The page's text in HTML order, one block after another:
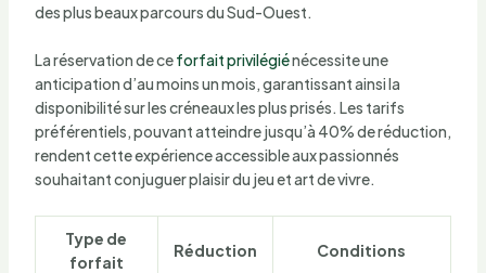
des plus beaux parcours du Sud-Ouest.
La réservation de ceforfait privilégiénécessite une
anticipation d’au moins un mois, garantissant ainsi la
disponibilité sur les créneaux les plus prisés. Les tarifs
préférentiels, pouvant atteindre jusqu’à 40% de réduction,
rendent cette expérience accessible aux passionnés
souhaitant conjuguer plaisir du jeu et art de vivre.
Type de
forfait
Réduction Conditions